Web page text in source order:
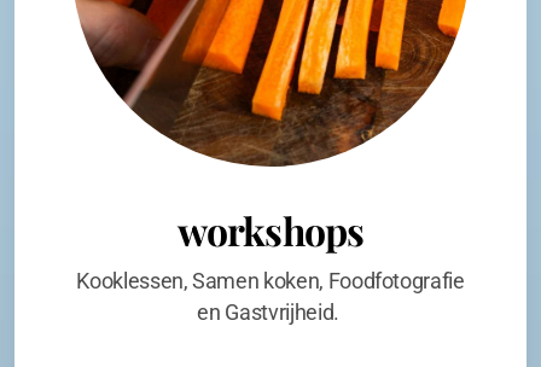
workshops
Kooklessen, Samen koken, Foodfotografie
en Gastvrijheid.